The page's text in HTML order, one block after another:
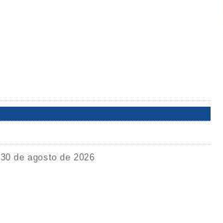
de agosto de 2026